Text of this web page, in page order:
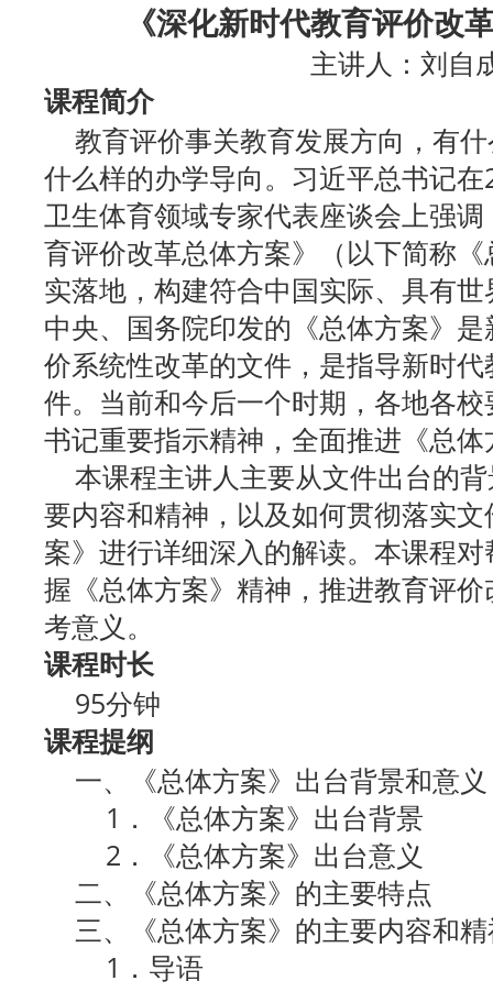
《深化新时代教育评价改
主讲人：刘
课程简介
教育评价事关教育发展方向，有
什么样的办学导向。习近平总书记
卫生体育领域专家代表座谈会上强
育评价改革总体方案》（以下简称
实落地，构建符合中国实际、具有
中央、国务院印发的《总体方案》
价系统性改革的文件，是指导新时
件。当前和今后一个时期，各地各
书记重要指示精神，全面推进《总
本课程主讲人主要从文件出台的
要内容和精神，以及如何贯彻落实
案》进行详细深入的解读。本课程
握《总体方案》精神，推进教育评
考意义。
课程时长
95分钟
课程提纲
一、《总体方案》出台背景和意义
1．《总体方案》出台背景
2．《总体方案》出台意义
二、《总体方案》的主要特点
三、《总体方案》的主要内容和
1．导语